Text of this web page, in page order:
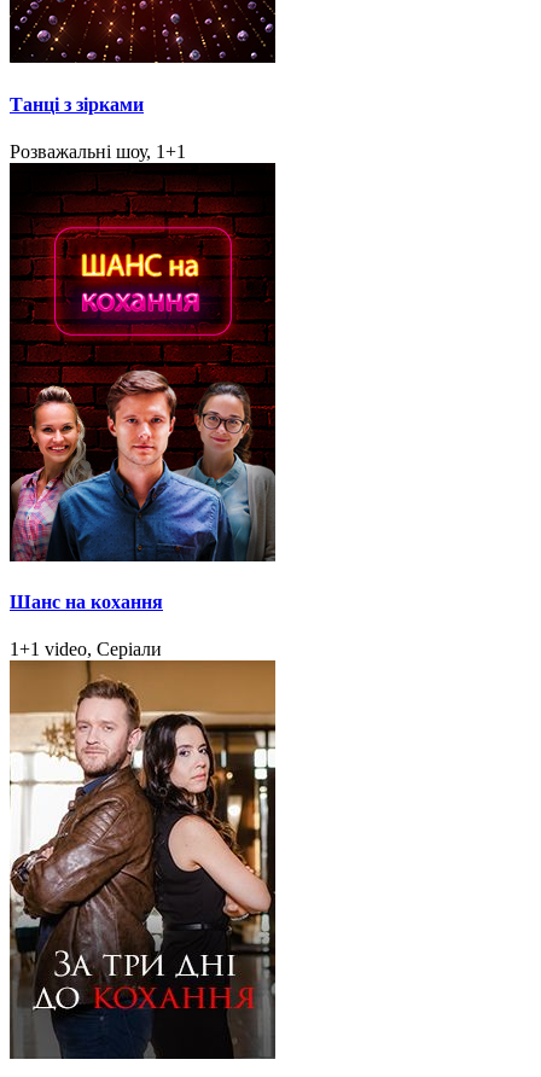
Танці з зірками
Розважальні шоу, 1+1
Шанс на кохання
1+1 video, Серіали